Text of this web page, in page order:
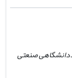
صنعتی